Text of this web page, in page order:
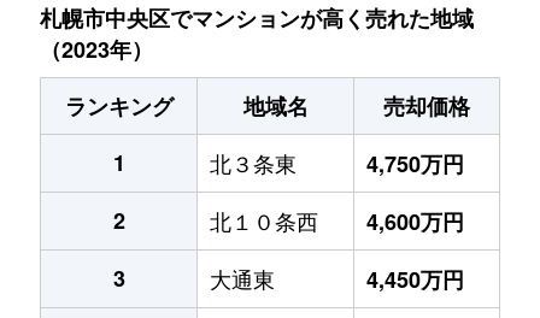
札幌市中央区でマンションが高く売れた地域
（2023年）
ランキング
地域名
売却価格
1
北３条東
4,750万円
2
北１０条西
4,600万円
3
大通東
4,450万円